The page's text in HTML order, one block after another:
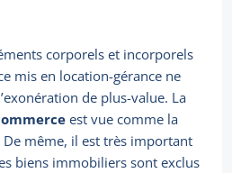
corporels et incorporels
mis en location-gérance ne
de plus-value. La
est vue comme la
De même, il est très important
biens immobiliers sont exclus